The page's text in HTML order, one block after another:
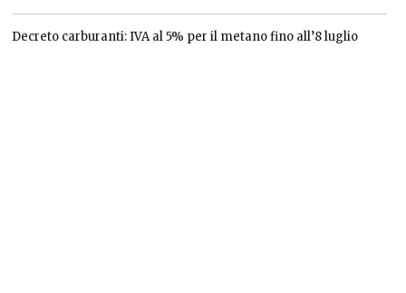
Decreto carburanti: IVA al 5% per il metano fino all’8 luglio